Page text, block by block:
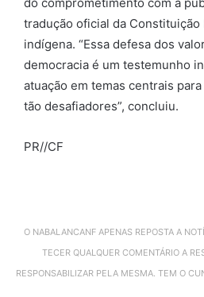
tradução oficial da Constituição
indígena. “Essa defesa dos
democracia é um testemunho
atuação em temas centrais
tão desafiadores”, concluiu.
PR//CF
O NABALANCANF APENAS REPOSTA A
TECER QUALQUER COMENTÁRIO A
RESPONSABILIZAR PELA MESMA. TEM O